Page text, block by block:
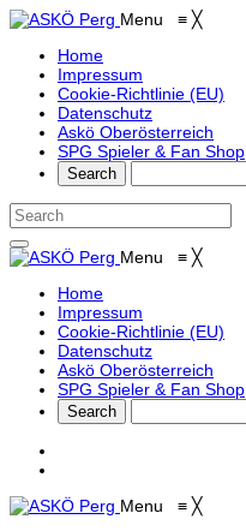
Menu ≡ ╳
Home
Impressum
Cookie-Richtlinie (EU)
Datenschutz
Askö Oberösterreich
SPG Spieler & Fan Shop
Menu ≡ ╳
Home
Impressum
Cookie-Richtlinie (EU)
Datenschutz
Askö Oberösterreich
SPG Spieler & Fan Shop
Menu ≡ ╳